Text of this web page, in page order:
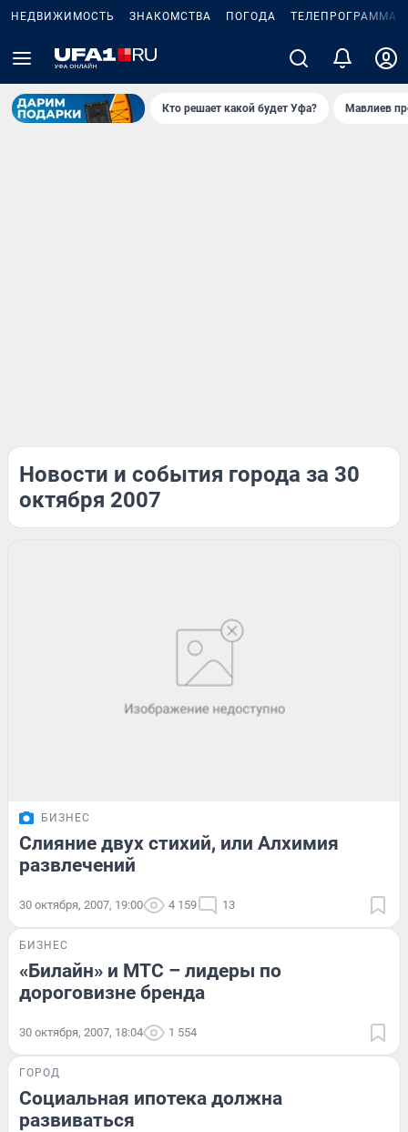
НЕДВИЖИМОСТЬ ЗНАКОМСТВА ПОГОДА ТЕЛЕПРОГРАММА
Кто решает какой будет Уфа? Мавлиев
Новости и события города за 30
октября 2007
БИЗНЕС
Слияние двух стихий, или Алхимия
развлечений
30 октября, 2007, 19:00 4 159 13
БИЗНЕС
«Билайн» и МТС – лидеры по
дороговизне бренда
30 октября, 2007, 18:04 1 554
ГОРОД
Социальная ипотека должна
развиваться